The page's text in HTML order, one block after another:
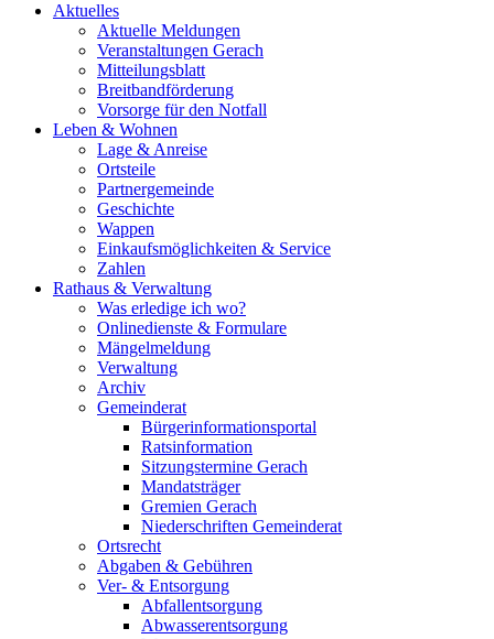
Aktuelles
Aktuelle Meldungen
Veranstaltungen Gerach
Mitteilungsblatt
Breitbandförderung
Vorsorge für den Notfall
Leben & Wohnen
Lage & Anreise
Ortsteile
Partnergemeinde
Geschichte
Wappen
Einkaufsmöglichkeiten & Service
Zahlen
Rathaus & Verwaltung
Was erledige ich wo?
Onlinedienste & Formulare
Mängelmeldung
Verwaltung
Archiv
Gemeinderat
Bürgerinformationsportal
Ratsinformation
Sitzungstermine Gerach
Mandatsträger
Gremien Gerach
Niederschriften Gemeinderat
Ortsrecht
Abgaben & Gebühren
Ver- & Entsorgung
Abfallentsorgung
Abwasserentsorgung